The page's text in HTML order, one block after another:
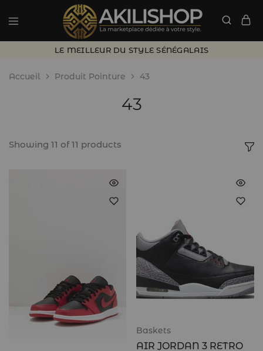
LE MEILLEUR DU STYLE SÉNÉGALAIS
Accueil Produit Pointure 43
43
Showing 11 of11 products
Baskets
AIR JORDAN 3 RETRO